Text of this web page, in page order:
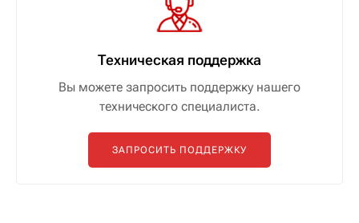
Техническая поддержка
Вы можете запросить поддержку нашего
технического специалиста.
ЗАПРОСИТЬ ПОДДЕРЖКУ